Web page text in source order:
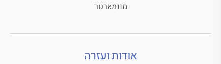
מונמארטר
אודות ועזרה